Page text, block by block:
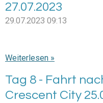
27.07.2023
29.07.2023 09:13
Weiterlesen »
Tag 8 - Fahrt
Crescent City